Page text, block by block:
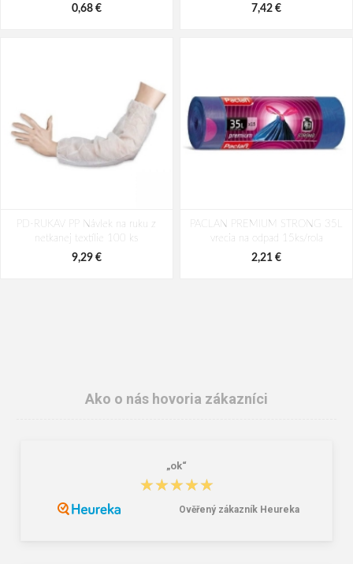
0,68 € 7,42 €
PD-RUKAV PP Návlek na ruku z
netkanej textílie 100 ks
9,29 €
PACLAN PREMIUM STRONG 35L
vrecia na odpad 15ks/rola
2,21 €
Ako o nás hovoria zákazníci
„ok“
★★★★★
★★★★★
Ověřený zákazník Heureka